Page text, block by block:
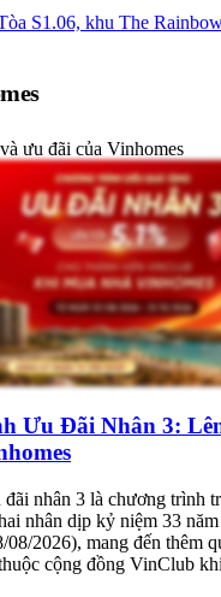
S1.06, khu The
ưu đãi của Vinhomes
Ưu Đãi Nhân 3:
đãi nhân 3 là chương trình
nhân dịp kỷ niệm 33
08/2026), mang đến thêm
cộng đồng VinClub